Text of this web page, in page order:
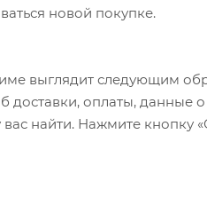
новой покупке.
выглядит следующим
доставки, оплаты, данные
найти. Нажмите кнопку